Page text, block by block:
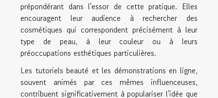
prépondérant dans l'essor de cette pratique. Elles
encouragent leur audience à rechercher des
cosmétiques qui correspondent précisément à leur
type de peau, à leur couleur ou à leurs
préoccupations esthétiques particulières.
Les tutoriels beauté et les démonstrations en ligne,
souvent animés par ces mêmes influenceuses,
contribuent significativement à populariser l'idée que